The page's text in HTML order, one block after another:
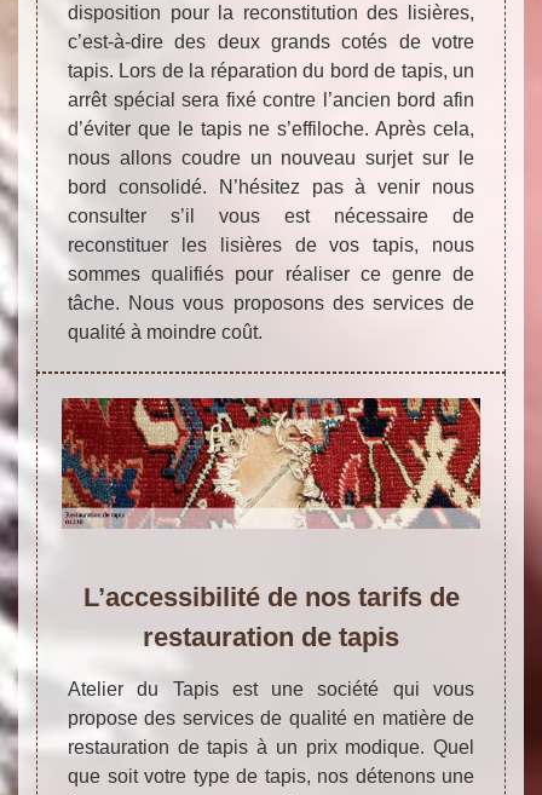
disposition pour la reconstitution des lisières,
c’est-à-dire des deux grands cotés de votre
tapis. Lors de la réparation du bord de tapis, un
arrêt spécial sera fixé contre l’ancien bord afin
d’éviter que le tapis ne s’effiloche. Après cela,
nous allons coudre un nouveau surjet sur le
bord consolidé. N’hésitez pas à venir nous
consulter s’il vous est nécessaire de
reconstituer les lisières de vos tapis, nous
sommes qualifiés pour réaliser ce genre de
tâche. Nous vous proposons des services de
qualité à moindre coût.
L’accessibilité de nos tarifs de
restauration de tapis
Atelier du Tapis est une société qui vous
propose des services de qualité en matière de
restauration de tapis à un prix modique. Quel
que soit votre type de tapis, nos détenons une